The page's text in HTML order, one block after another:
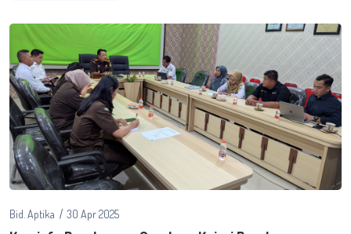
Bid. Aptika 30 Apr 2025